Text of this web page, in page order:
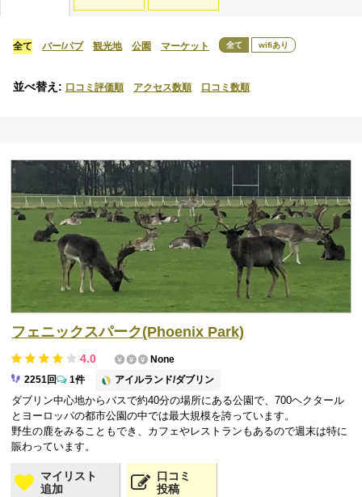
全て バー/パブ 観光地 公園 マーケット 全て wifiあり
口コミ評価順 アクセス数順 口コミ数順
マイリスト
追加
口コミ
投稿
フェニックスパーク(Phoenix Park)
4.0
アイルランド/ダブリン
2251回 1件
None
ダブリン中心地からバスで約40分の場所にある公園で、700ヘクタール
とヨーロッパの都市公園の中では最大規模を誇っています。
野生の鹿をみることもでき、カフェやレストランもあるので週末は特に
賑わっています。